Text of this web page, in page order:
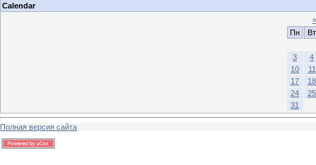
Calendar
«
Пн
Вт
3
4
10
11
17
18
24
25
31
Полная версия сайта